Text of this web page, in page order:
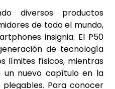
diversos productos
de todo el mundo,
insignia. El P50
de tecnología
límites físicos, mientras
un nuevo capítulo en la
Para conocer